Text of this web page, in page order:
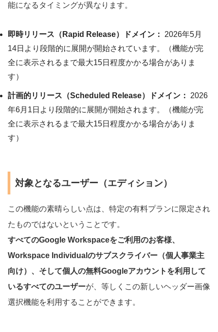
能になるタイミングが異なります。
即時リリース（Rapid Release）ドメイン：
2026年5月
14日より段階的に展開が開始されています。（機能が完
全に表示されるまで最大15日程度かかる場合がありま
す）
計画的リリース（Scheduled Release）ドメイン：
2026
年6月1日より段階的に展開が開始されます。（機能が完
全に表示されるまで最大15日程度かかる場合がありま
す）
対象となるユーザー（エディション）
この機能の素晴らしい点は、特定の有料プランに限定され
たものではないということです。
すべてのGoogle Workspaceをご利用のお客様、
Workspace Individualのサブスクライバー（個人事業主
向け）、そして個人の無料Googleアカウントを利用して
いるすべてのユーザーが、等しくこの新しいヘッダー画像
選択機能を利用することができます。